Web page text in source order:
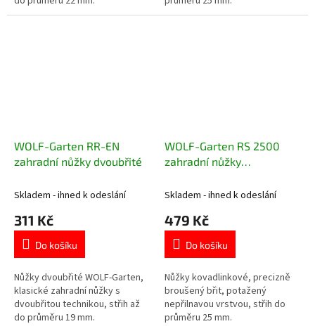
WOLF-Garten RR-EN
zahradní nůžky dvoubřité
Skladem - ihned k odeslání
311 Kč
Do košíku
Nůžky dvoubřité WOLF-Garten,
klasické zahradní nůžky s
dvoubřitou technikou, střih až
do průměru 19 mm.
WOLF-Garten RS 2500
zahradní nůžky
Skladem - ihned k odeslání
479 Kč
Do košíku
Nůžky kovadlinkové, precizně
broušený břit, potažený
nepřilnavou vrstvou, střih do
průměru 25 mm.